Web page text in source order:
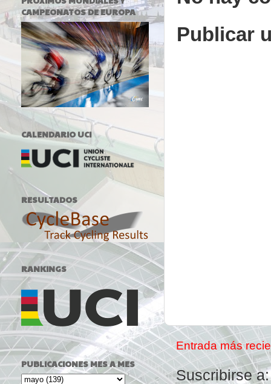
Publicar
Entrada más
Suscribirse
CAMPEONATOS DE EUROPA
CALENDARIO UCI
RESULTADOS
RANKINGS
PUBLICACIONES MES A MES